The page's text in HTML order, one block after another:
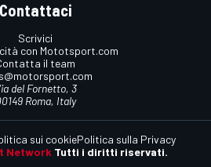
Contattaci
Scrivici
con Mototsport.com
il team
del Fornetto, 3
Roma, Italy
Network Tutti i diritti riservati.
sui cookiePolitica sulla Privacy